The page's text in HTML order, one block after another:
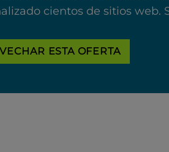
cientos de sitios web.
ESTA OFERTA